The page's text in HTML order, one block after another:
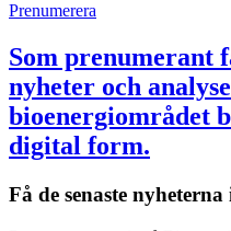
Prenumerera
Som prenumerant
nyheter och
bioenergiområdet
digital form.
Få de senaste